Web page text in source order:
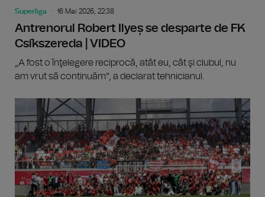
Superliga 16 Mai 2026, 22:38
Antrenorul Robert Ilyeș se desparte de FK
Csíkszereda | VIDEO
„A fost o înţelegere reciprocă, atât eu, cât şi clubul, nu
am vrut să continuăm”, a declarat tehnicianul.